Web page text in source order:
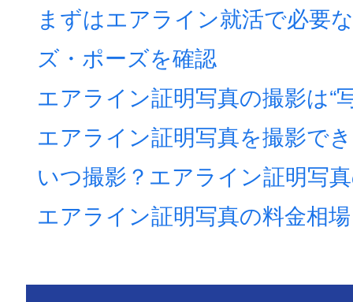
まずはエアライン就活で必要
ズ・ポーズを確認
エアライン証明写真の撮影は“
エアライン証明写真を撮影で
いつ撮影？エアライン証明写
エアライン証明写真の料金相